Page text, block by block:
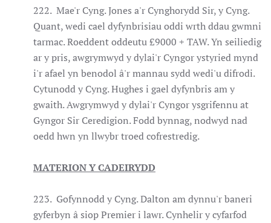
222. Mae'r Cyng. Jones a'r Cynghorydd Sir, y Cyng.
Quant, wedi cael dyfynbrisiau oddi wrth ddau gwmni
tarmac. Roeddent oddeutu £9000 + TAW. Yn seiliedig
ar y pris, awgrymwyd y dylai'r Cyngor ystyried mynd
i'r afael yn benodol â'r mannau sydd wedi'u difrodi.
Cytunodd y Cyng. Hughes i gael dyfynbris am y
gwaith. Awgrymwyd y dylai'r Cyngor ysgrifennu at
Gyngor Sir Ceredigion. Fodd bynnag, nodwyd nad
oedd hwn yn llwybr troed cofrestredig.
MATERION Y CADEIRYDD
223. Gofynnodd y Cyng. Dalton am dynnu'r baneri
gyferbyn â siop Premier i lawr. Cynhelir y cyfarfod